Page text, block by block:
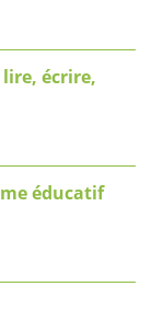
écrire,
éducatif